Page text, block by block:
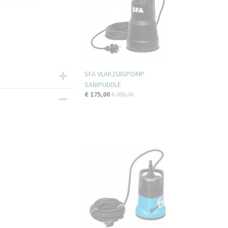
SFA VLAKZUIGPOMP
SANIPUDDLE
€ 175,00€ 309,76